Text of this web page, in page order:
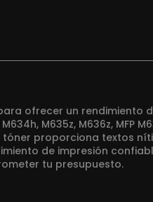
ofrecer un rendimiento
M635z, M636z, MFP
tóner proporciona textos
de impresión
tu presupuesto.